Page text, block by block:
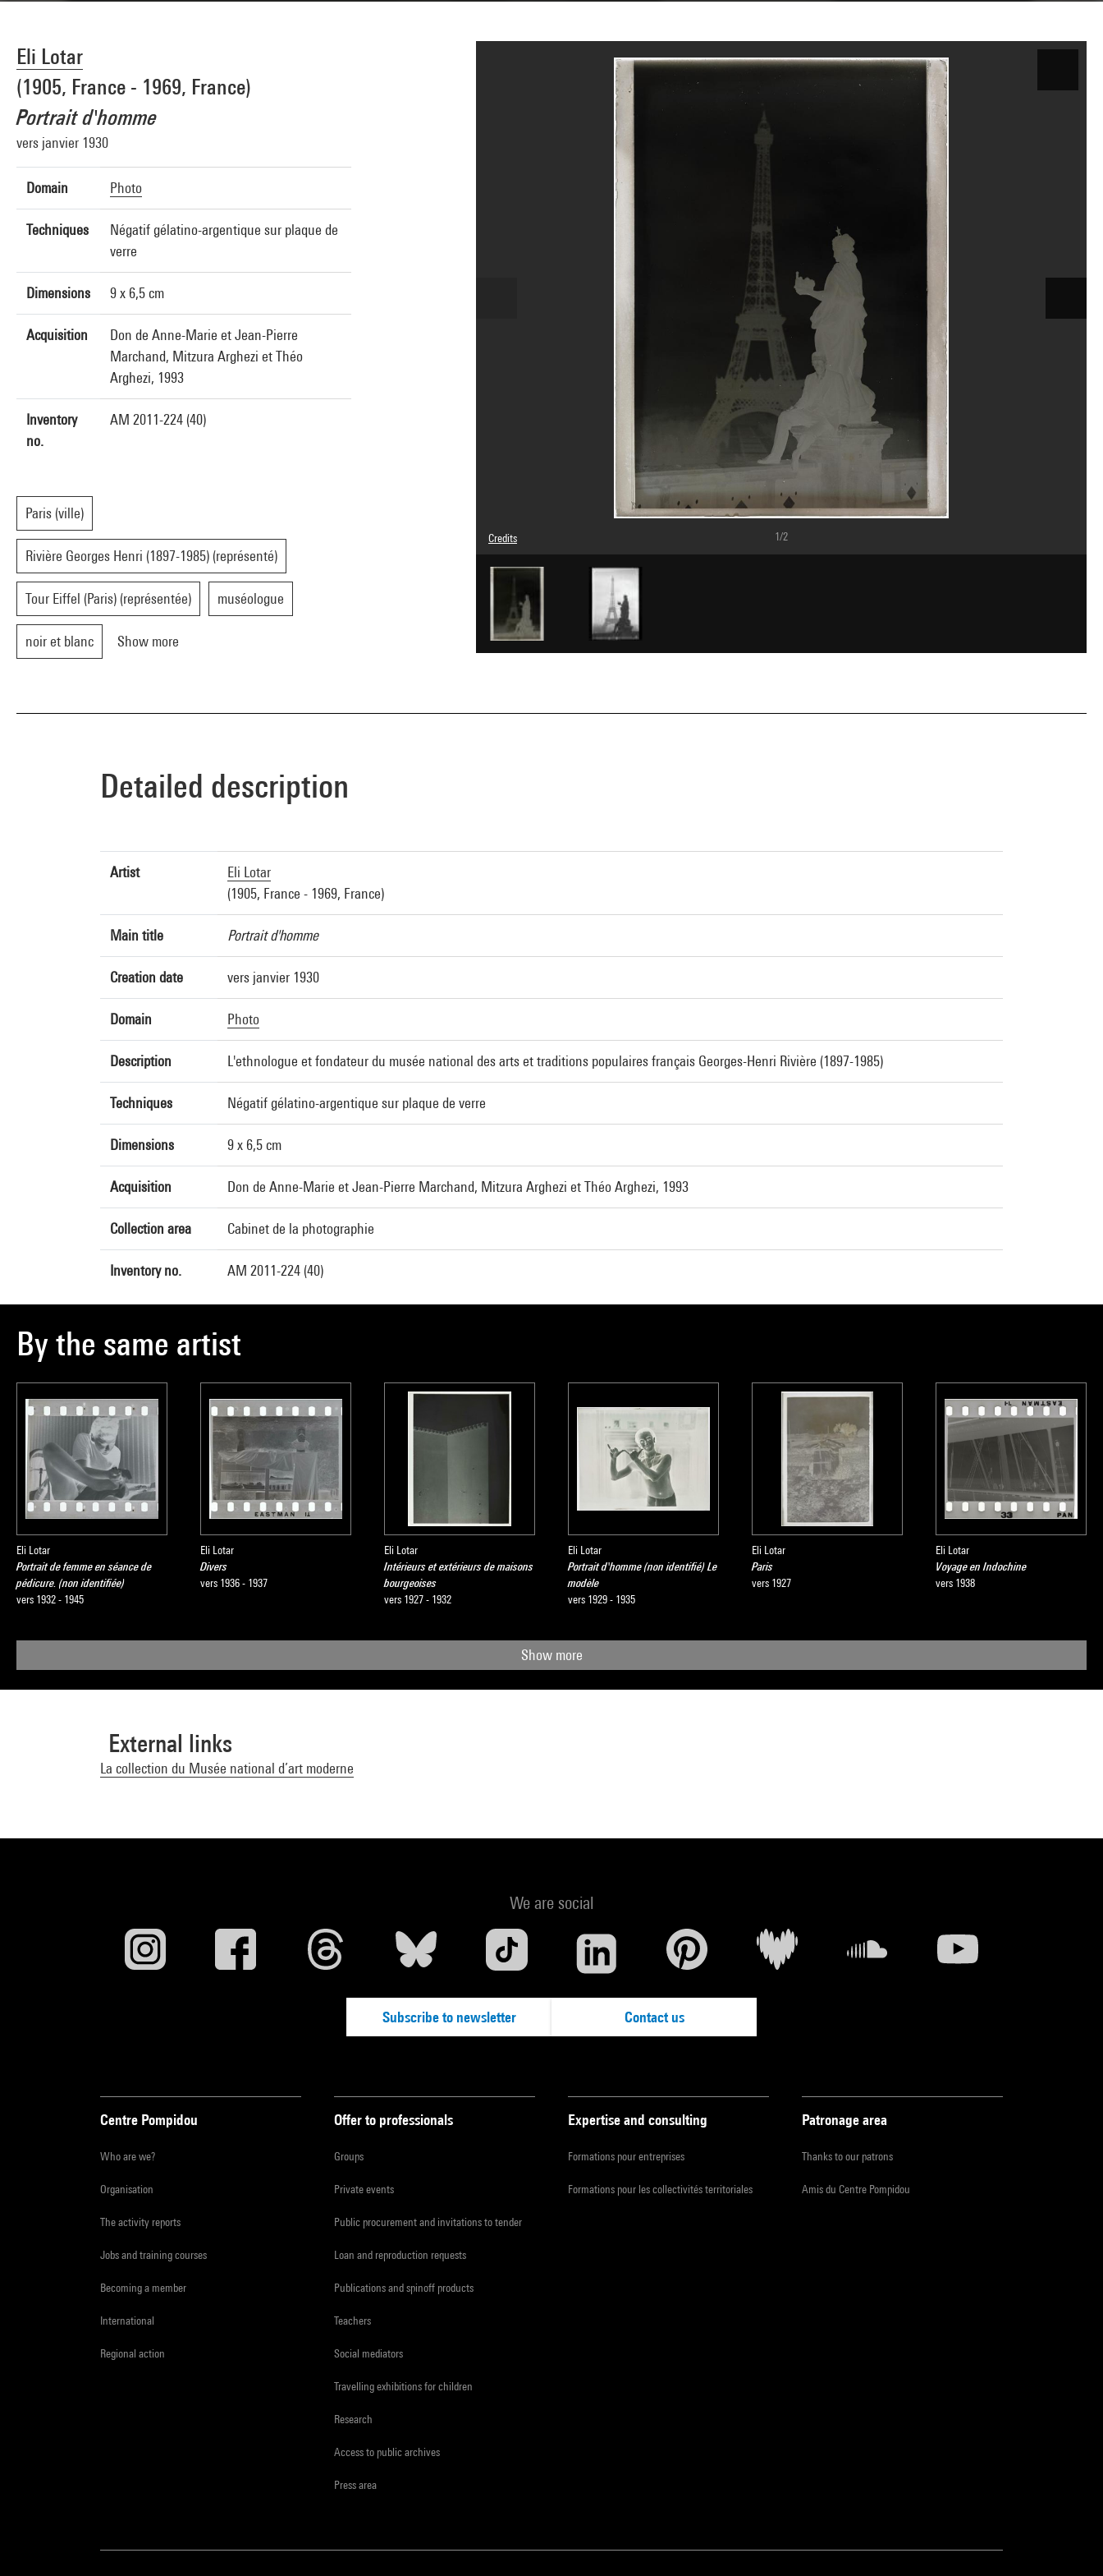
Eli Lotar
(1905, France - 1969, France)
Portrait d'homme
vers janvier 1930
Domain Photo
Techniques
Négatif gélatino-argentique sur plaque de
verre
Dimensions 9 x 6,5 cm
Acquisition
Don de Anne-Marie et Jean-Pierre
Marchand, Mitzura Arghezi et Théo
Arghezi, 1993
Inventory
no.
AM 2011-224 (40)
Paris (ville)
Rivière Georges Henri (1897-1985) (représenté)
Tour Eiffel (Paris) (représentée) muséologue
noir et blanc Show more
Credits
© Eli Lotar
Photo credits : Centre Pompidou, MNAM-CCI/Dist. GrandPalaisRmn
Image reference : 4G26371
Image presentation :
GrandPalaisRmnPhoto
1/2
Detailed description
Artist
Eli Lotar
(1905, France - 1969, France)
Main title Portrait d'homme
Creation date vers janvier 1930
Domain Photo
Description L'ethnologue et fondateur du musée national des arts et traditions populaires français Georges-Henri Rivière (1897-1985)
Techniques Négatif gélatino-argentique sur plaque de verre
Dimensions 9 x 6,5 cm
Acquisition Don de Anne-Marie et Jean-Pierre Marchand, Mitzura Arghezi et Théo Arghezi, 1993
Collection area Cabinet de la photographie
Inventory no. AM 2011-224 (40)
By the same artist
Eli Lotar
Portrait de femme en séance de
pédicure. (non identifiée)
vers 1932 - 1945
Eli Lotar
Divers
vers 1936 - 1937
Eli Lotar
Intérieurs et extérieurs de maisons
bourgeoises
vers 1927 - 1932
Eli Lotar
Portrait d'homme (non identifié) Le
modèle
vers 1929 - 1935
Eli Lotar
Paris
vers 1927
Eli Lotar
Voyage en Indochine
vers 1938
Show more
External links
La collection du Musée national d’art moderne
We are social
Subscribe to newsletter Contact us
Centre Pompidou
Who are we?
Organisation
The activity reports
Jobs and training courses
Becoming a member
International
Regional action
Offer to professionals
Groups
Private events
Public procurement and invitations to tender
Loan and reproduction requests
Publications and spinoff products
Teachers
Social mediators
Travelling exhibitions for children
Research
Access to public archives
Press area
Expertise and consulting
Formations pour entreprises
Formations pour les collectivités territoriales
Patronage area
Thanks to our patrons
Amis du Centre Pompidou